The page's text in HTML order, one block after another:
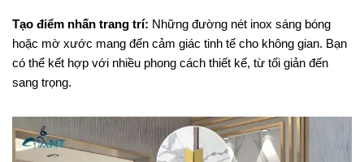
Tạo điểm nhấn trang trí: Những đường nét inox sáng bóng
hoặc mờ xước mang đến cảm giác tinh tế cho không gian. Bạn
có thể kết hợp với nhiều phong cách thiết kế, từ tối giản đến
sang trọng.